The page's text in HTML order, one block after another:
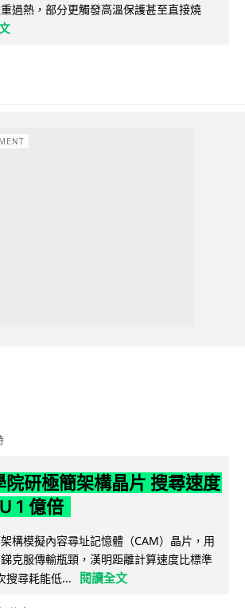
過熱，部分更觸發高溫保護甚至直接燒
院研極簡架構晶片 搜尋速度
1 億倍
構模擬內容尋址記憶體（CAM）晶片，用
克服傳輸瓶頸，漢明距離計算速度比標準
搜尋耗能低...
閱讀全文